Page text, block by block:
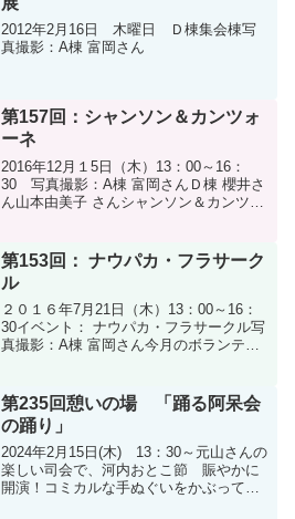
2012年2月16日 木曜日 Ｄ棟集会棟写
真撮影：A棟 富岡さん
第157回：シャンソン＆カンツォ
ーネ
2016年12月１5日（木）13：00～16：
30 写真撮影：A棟 富岡さんＤ棟 櫻井さ
ん山本由美子 さんシャンソン＆カンツォ
第153回： ナウパカ・フラサーク
ル
２０１６年7月21日（木）13：00～16：
30イベント： ナウパカ・フラサークル写
真撮影：A棟 富岡さん今月のボランティ
第235回憩いの場 「踊る阿呆会
の踊り」
2024年2月15日(木) 13：30～元山さんの
楽しい司会で、河内おとこ節 賑やかに
開演！コミカルな手ぬぐいをかぶって